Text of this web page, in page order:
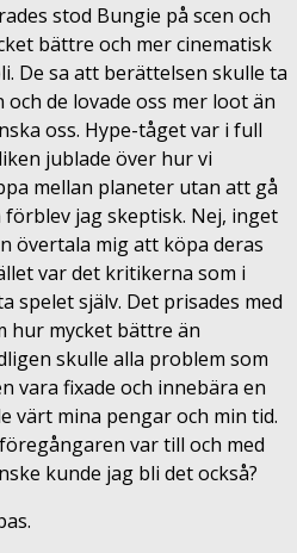
stod Bungie på scen och
bättre och mer cinematisk
De sa att berättelsen skulle ta
de lovade oss mer loot än
oss. Hype-tåget var i full
jublade över hur vi
mellan planeter utan att gå
jag skeptisk. Nej, inget
övertala mig att köpa deras
var det kritikerna som i
spelet själv. Det prisades med
hur mycket bättre än
skulle alla problem som
vara fixade och innebära en
värt mina pengar och min tid.
var till och med
kunde jag bli det också?